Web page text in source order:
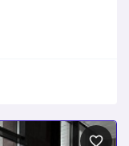
с
фурнитура